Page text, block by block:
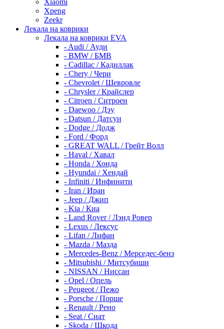
Xiaomi
Xpeng
Zeekr
Лекала на коврики
Лекала на коврики EVA
- Audi / Ауди
- BMW / БМВ
- Cadillac / Кадиллак
- Chery / Чери
- Chevrolet / Шевровле
- Chrysler / Крайслер
- Citroen / Ситроен
- Daewoo / Дэу
- Datsun / Датсун
- Dodge / Додж
- Ford / Форд
- GREAT WALL / Грейт Волл
- Haval / Хавал
- Honda / Хонда
- Hyundai / Хендай
- Infiniti / Инфинити
- Iran / Иран
- Jeep / Джип
- Kia / Киа
- Land Rover / Лэнд Ровер
- Lexus / Лексус
- Lifan / Лифан
- Mazda / Мазда
- Mercedes-Benz / Мерседес-бенз
- Mitsubishi / Митсубиши
- NISSAN / Ниссан
- Opel / Опель
- Peugeot / Пежо
- Porsche / Порше
- Renault / Рено
- Seat / Сиат
- Skoda / Шкода